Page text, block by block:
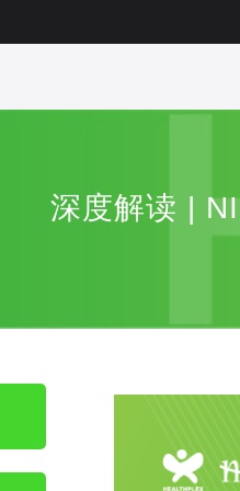
深度解读 |